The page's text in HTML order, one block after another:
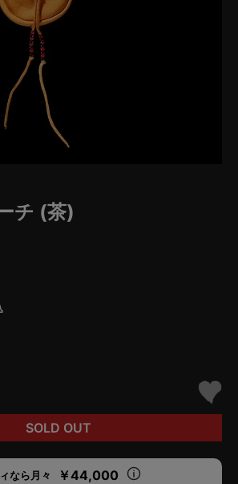
チ (茶)
SOLD OUT
なら月々 ￥44,000